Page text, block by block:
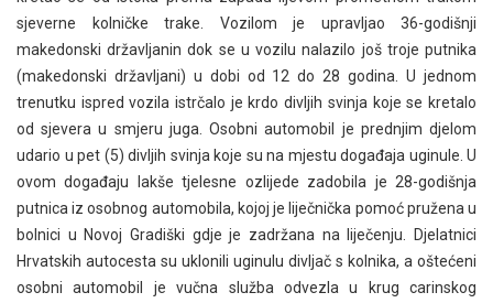
sjeverne kolničke trake. Vozilom je upravljao 36-godišnji
makedonski državljanin dok se u vozilu nalazilo još troje putnika
(makedonski državljani) u dobi od 12 do 28 godina. U jednom
trenutku ispred vozila istrčalo je krdo divljih svinja koje se kretalo
od sjevera u smjeru juga. Osobni automobil je prednjim djelom
udario u pet (5) divljih svinja koje su na mjestu događaja uginule. U
ovom događaju lakše tjelesne ozlijede zadobila je 28-godišnja
putnica iz osobnog automobila, kojoj je liječnička pomoć pružena u
bolnici u Novoj Gradiški gdje je zadržana na liječenju. Djelatnici
Hrvatskih autocesta su uklonili uginulu divljač s kolnika, a oštećeni
osobni automobil je vučna služba odvezla u krug carinskog